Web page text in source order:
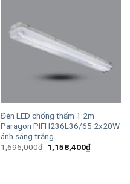
Đèn LED chống thấm 1.2m
Paragon PIFH236L36/65 2x20W
ánh sáng trắng
1,696,000₫ Giá
gốc
1,158,400₫Giá
hiện